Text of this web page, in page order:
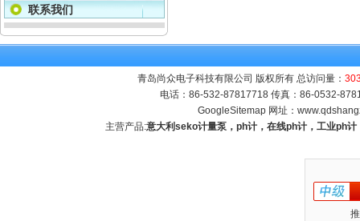
联系我们
青岛尚众电子科技有限公司 版权所有 总访问量：
电话：86-532-87817718 传真：86-0532-
GoogleSitemap 网址：
主营产品:意大利seko计量泵，ph计，在线ph计，工业ph